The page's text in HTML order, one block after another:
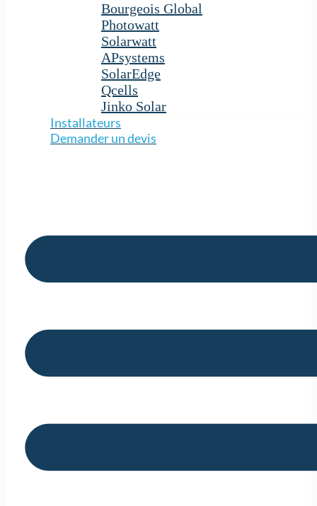
Bourgeois Global
Photowatt
Solarwatt
APsystems
SolarEdge
Qcells
Jinko Solar
Installateurs
Demander un devis